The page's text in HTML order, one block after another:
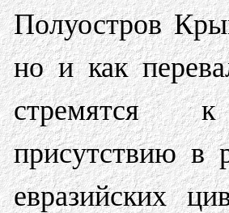
Полуостров
но и как
стремятся к
присутствию в
евразийских